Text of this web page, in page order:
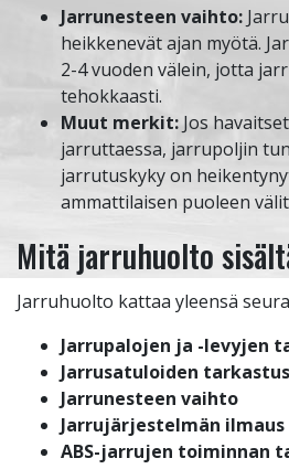
Jarrunesteen vaihto:
heikkenevät ajan myötä.
2-4 vuoden välein, jotta
tehokkaasti.
Muut merkit: Jos
jarruttaessa, jarrupoljin
jarrutuskyky on
ammattilaisen puoleen
Mitä jarruhuolto
Jarruhuolto kattaa yleensä
Jarrupalojen ja -levyjen
Jarrusatuloiden
Jarrunesteen vaihto
Jarrujärjestelmän ilmaus
ABS-jarrujen toiminnan